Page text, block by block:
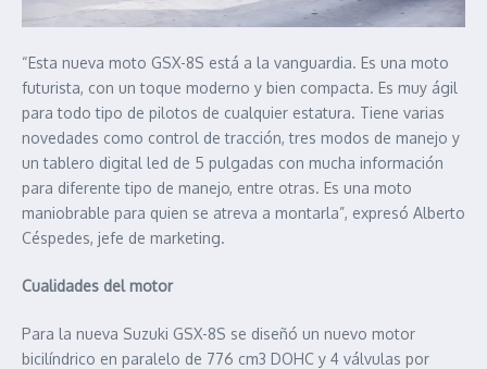
“Esta nueva moto GSX-8S está a la vanguardia. Es una moto
futurista, con un toque moderno y bien compacta. Es muy ágil
para todo tipo de pilotos de cualquier estatura. Tiene varias
novedades como control de tracción, tres modos de manejo y
un tablero digital led de 5 pulgadas con mucha información
para diferente tipo de manejo, entre otras. Es una moto
maniobrable para quien se atreva a montarla”, expresó Alberto
Céspedes, jefe de marketing.
Cualidades del motor
Para la nueva Suzuki GSX-8S se diseñó un nuevo motor
bicilíndrico en paralelo de 776 cm3 DOHC y 4 válvulas por